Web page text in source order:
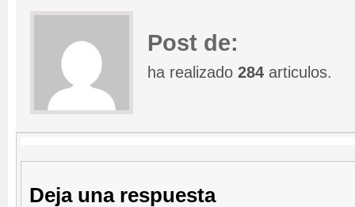
Post de:
ha realizado 284 articulos.
Deja una respuesta